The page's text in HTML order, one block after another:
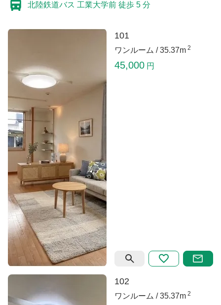
北陸鉄道バス 工業大学前 徒歩 5 分
101
ワンルーム /35.37m 2
45,000 円
102
ワンルーム /35.37m 2